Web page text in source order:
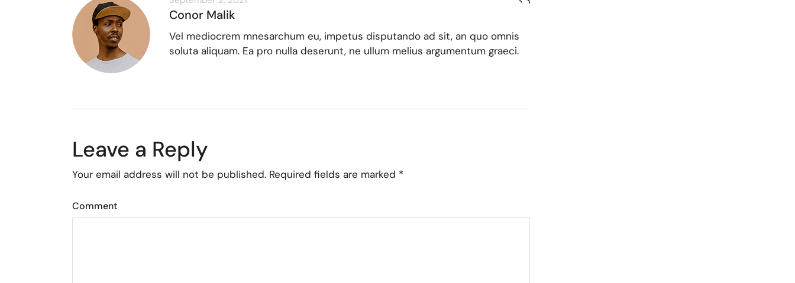
Conor Malik
Vel mediocrem mnesarchum eu, impetus disputando ad sit, an quo omnis
soluta aliquam. Ea pro nulla deserunt, ne ullum melius argumentum graeci.
Leave a Reply
Your email address will not be published. Required fields are marked *
Comment